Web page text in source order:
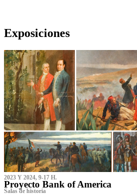
Exposiciones
2023 Y 2024, 9-17 H.
Proyecto Bank of America
S‌alas de historia